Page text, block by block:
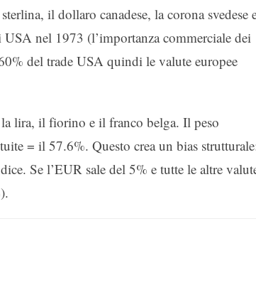
il dollaro canadese, la corona svedese
nel 1973 (l’importanza commerciale dei
del trade USA quindi le valute europee
lira, il fiorino e il franco belga. Il peso
= il 57.6%. Questo crea un bias
Se l’EUR sale del 5% e tutte le altre